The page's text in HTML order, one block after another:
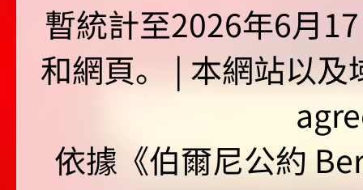
暫統計至2026年6月
和網頁。 | 本網站以
依據《伯爾尼公約